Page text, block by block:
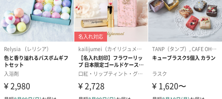
プリザーブドフラワー
ブーケ（ピンク）
プリザーブドフラワー
ブーケ（ブルー）
アミュレット